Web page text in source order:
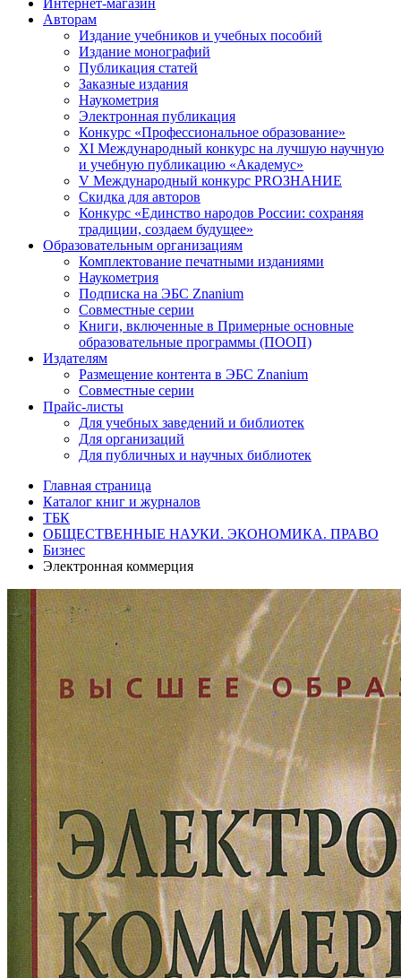
Интернет-магазин
Авторам
Издание учебников и учебных пособий
Издание монографий
Публикация статей
Заказные издания
Наукометрия
Электронная публикация
Конкурс «Профессиональное образование»
XI Международный конкурс на лучшую научную
и учебную публикацию «Академус»
V Международный конкурс PROЗНАНИЕ
Скидка для авторов
Конкурс «Единство народов России: сохраняя
традиции, создаем будущее»
Образовательным организациям
Комплектование печатными изданиями
Наукометрия
Подписка на ЭБС Znanium
Совместные серии
Книги, включенные в Примерные основные
образовательные программы (ПООП)
Издателям
Размещение контента в ЭБС Znanium
Совместные серии
Прайс-листы
Для учебных заведений и библиотек
Для организаций
Для публичных и научных библиотек
Главная страница
Каталог книг и журналов
ТБК
ОБЩЕСТВЕННЫЕ НАУКИ. ЭКОНОМИКА. ПРАВО
Бизнес
Электронная коммерция